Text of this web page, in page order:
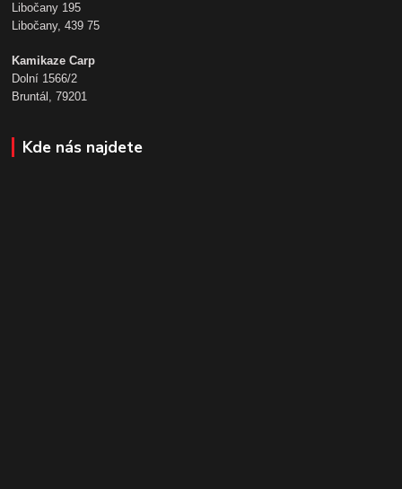
Libočany 195
Libočany, 439 75
Kamikaze Carp
Dolní 1566/2
Bruntál, 79201
Kde nás najdete